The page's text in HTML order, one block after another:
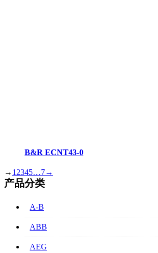
B&R ECNT43-0
→ 1 2345…7→
产品分类
A-B
ABB
AEG